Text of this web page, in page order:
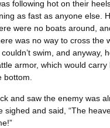
following hot on their
as fast as anyone else.
were no boats around,
was no way to cross the
swim, and anyway,
armor, which would carry
bottom.
and saw the enemy was
sighed and said, “The